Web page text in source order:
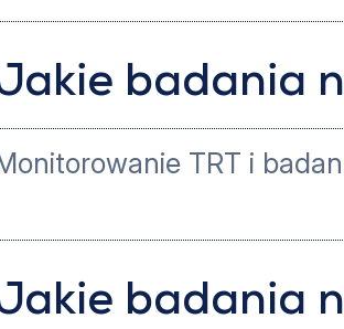
badania
TRT i
badania